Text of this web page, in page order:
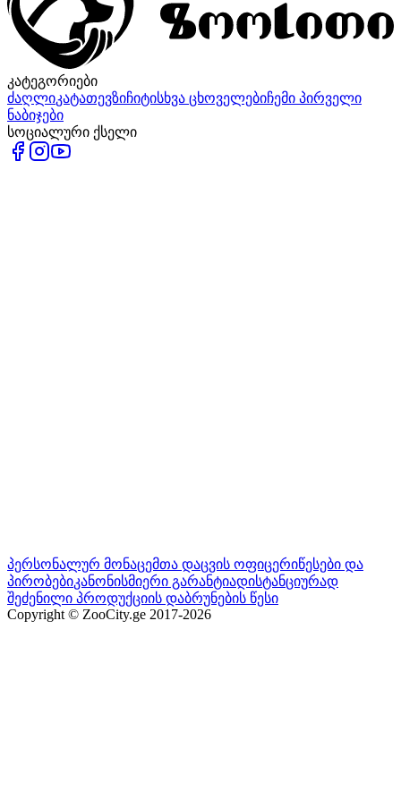
კატეგორიები
ძაღლიკატათევზიჩიტისხვა ცხოველებიჩემი პირველი
ნაბიჯები
სოციალური ქსელი
პერსონალურ მონაცემთა დაცვის ოფიცერიწესები და
პირობებიკანონისმიერი გარანტიადისტანციურად
შეძენილი პროდუქციის დაბრუნების წესი
Copyright © ZooCity.ge 2017-2026